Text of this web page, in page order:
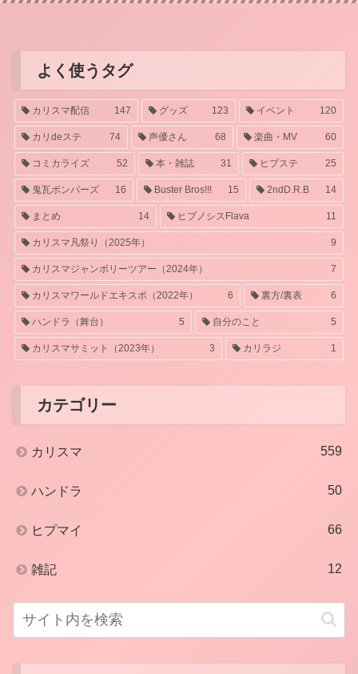
よく使うタグ
カリスマ配信 147 グッズ 123 イベント 120
カリdeステ 74 声優さん 68 楽曲・MV 60
コミカライズ 52 本・雑誌 31 ヒプステ 25
鬼瓦ボンバーズ 16 Buster Bros!!! 15 2ndD.R.B 14
まとめ 14 ヒプノシスFlava 11
カリスマ凡祭り（2025年） 9
カリスマジャンボリーツアー（2024年） 7
カリスマワールドエキスポ（2022年） 6 裏方/裏表 6
ハンドラ（舞台） 5 自分のこと 5
カリスマサミット（2023年） 3 カリラジ 1
カテゴリー
カリスマ 559
ハンドラ 50
ヒプマイ 66
雑記 12